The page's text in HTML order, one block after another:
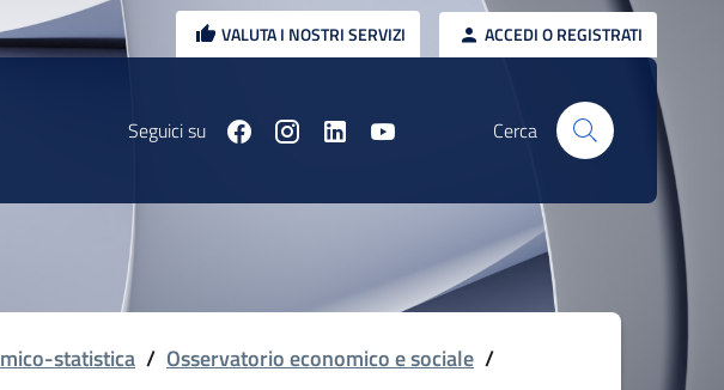
VALUTA I NOSTRI SERVIZI ACCEDI O REGISTRATI
Seguici su Cerca
statistica / Osservatorio economico e sociale /